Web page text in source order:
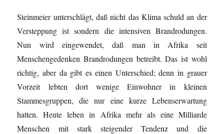
Steinmeier unterschlägt, daß nicht das Klima schuld an der
Versteppung ist sondern die intensiven Brandrodungen.
Nun wird eingewendet, daß man in Afrika seit
Menschengedenken Brandrodungen betreibt. Das ist wohl
richtig, aber da gibt es einen Unterschied; denn in grauer
Vorzeit lebten dort wenige Einwohner in kleinen
Stammesgruppen, die nur eine kurze Lebenserwartung
hatten. Heute leben in Afrika mehr als eine Milliarde
Menschen mit stark steigender Tendenz und die